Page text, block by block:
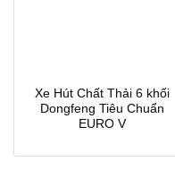
Xe Hút Chất Thải 6 khối
Dongfeng Tiêu Chuẩn
EURO V